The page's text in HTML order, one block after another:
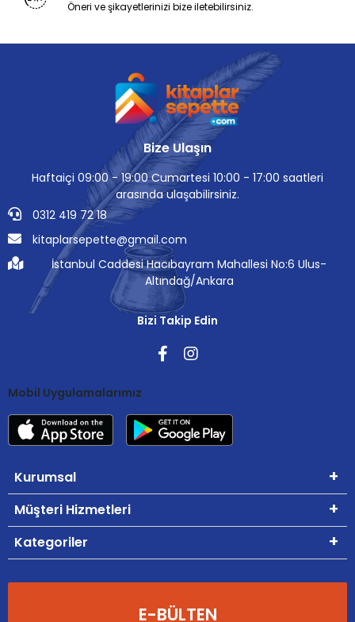
Öneri ve şikayetlerinizi bize iletebilirsiniz.
Bize Ulaşın
Haftaiçi 09:00 - 19:00 Cumartesi 10:00 - 17:00 saatleri
arasında ulaşabilirsiniz.
0312 419 72 18
kitaplarsepette@gmail.com
İstanbul Caddesi Hacıbayram Mahallesi No:6 Ulus-
Altındağ/Ankara
Bizi Takip Edin
Mobil Uygulamalarımız
Kurumsal
Müşteri Hizmetleri
Kategoriler
E-BÜLTEN